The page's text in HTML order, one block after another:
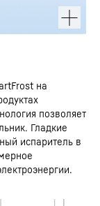
на
позволяет
Гладкие
испаритель в